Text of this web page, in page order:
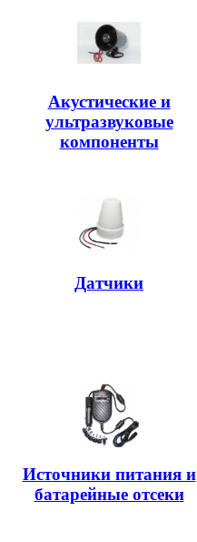
Акустические и
ультразвуковые
компоненты
Датчики
Источники питания и
батарейные отсеки